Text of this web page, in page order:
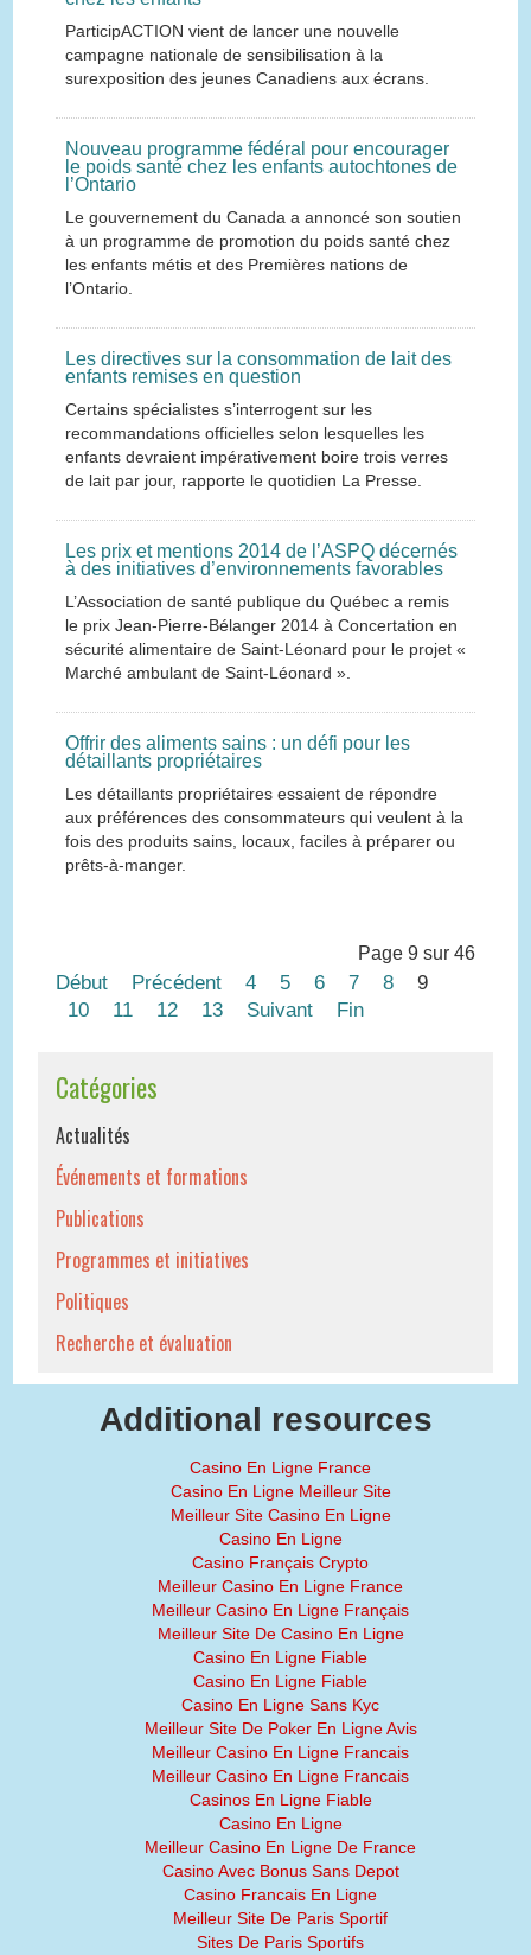
ParticipACTION vient de lancer une nouvelle
campagne nationale de sensibilisation à la
surexposition des jeunes Canadiens aux écrans.
Nouveau programme fédéral pour encourager
le poids santé chez les enfants autochtones de
l’Ontario
Le gouvernement du Canada a annoncé son soutien
à un programme de promotion du poids santé chez
les enfants métis et des Premières nations de
l’Ontario.
Les directives sur la consommation de lait des
enfants remises en question
Certains spécialistes s’interrogent sur les
recommandations officielles selon lesquelles les
enfants devraient impérativement boire trois verres
de lait par jour, rapporte le quotidien La Presse.
Les prix et mentions 2014 de l’ASPQ décernés
à des initiatives d’environnements favorables
L’Association de santé publique du Québec a remis
le prix Jean-Pierre-Bélanger 2014 à Concertation en
sécurité alimentaire de Saint-Léonard pour le projet «
Marché ambulant de Saint-Léonard ».
Offrir des aliments sains : un défi pour les
détaillants propriétaires
Les détaillants propriétaires essaient de répondre
aux préférences des consommateurs qui veulent à la
fois des produits sains, locaux, faciles à préparer ou
prêts-à-manger.
Page 9 sur 46
Début Précédent 4 5 6 7 8
9
10
11 12 13 Suivant Fin
Catégories
Actualités
Événements et formations
Publications
Programmes et initiatives
Politiques
Recherche et évaluation
Additional resources
Casino En Ligne France
Casino En Ligne Meilleur Site
Meilleur Site Casino En Ligne
Casino En Ligne
Casino Français Crypto
Meilleur Casino En Ligne France
Meilleur Casino En Ligne Français
Meilleur Site De Casino En Ligne
Casino En Ligne Fiable
Casino En Ligne Fiable
Casino En Ligne Sans Kyc
Meilleur Site De Poker En Ligne Avis
Meilleur Casino En Ligne Francais
Meilleur Casino En Ligne Francais
Casinos En Ligne Fiable
Casino En Ligne
Meilleur Casino En Ligne De France
Casino Avec Bonus Sans Depot
Casino Francais En Ligne
Meilleur Site De Paris Sportif
Sites De Paris Sportifs